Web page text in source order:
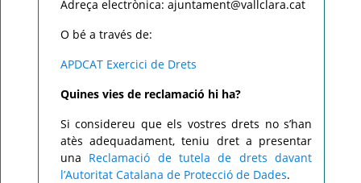
Adreça electrònica: ajuntament@vallclara.cat
O bé a través de:
APDCAT Exercici de Drets
Quines vies de reclamació hi ha?
Si considereu que els vostres drets no s’han
atès adequadament, teniu dret a presentar
una Reclamació de tutela de drets davant
l’Autoritat Catalana de Protecció de Dades.